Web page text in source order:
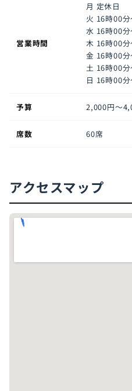
営業時間
月 定休日
火 16時00
水 16時00
木 16時00
金 16時00
土 16時00
日 16時00
予算 2,000円〜
席数 60席
アクセスマップ